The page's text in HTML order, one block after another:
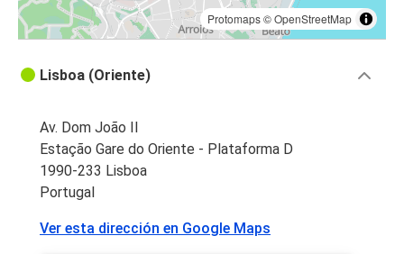
Protomaps©OpenStreetMap
Lisboa (Oriente)
Av. Dom João II
Estação Gare do Oriente - Plataforma D
1990-233 Lisboa
Portugal
Ver esta dirección en Google Maps